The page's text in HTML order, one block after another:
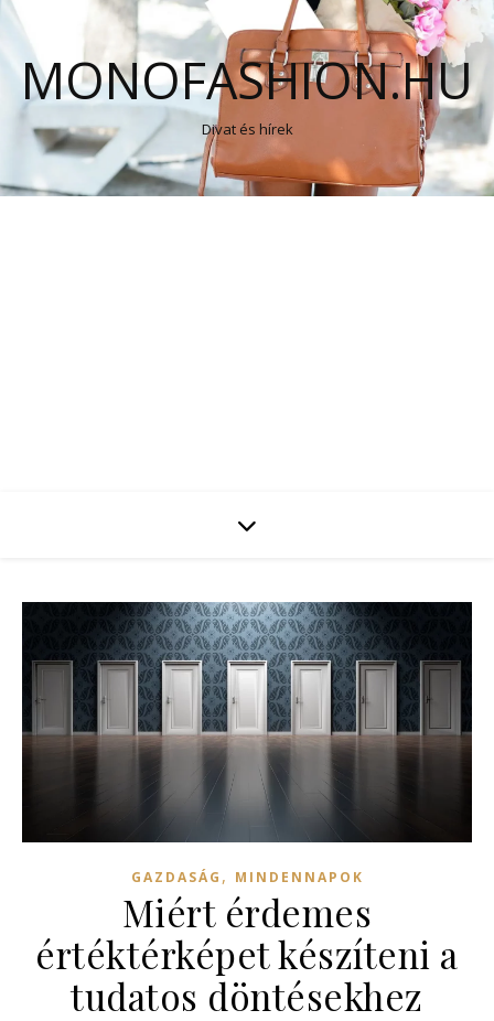
MONOFASHION.HU
Divat és hírek
GAZDASÁG , MINDENNAPOK
Miért érdemes
értéktérképet készíteni a
tudatos döntésekhez